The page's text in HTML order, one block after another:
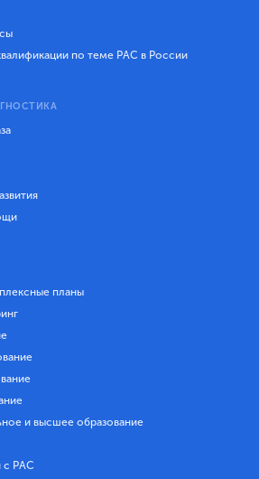
по теме РАС в России
планы
и высшее образование
с РАС